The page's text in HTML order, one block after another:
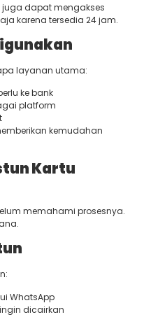
dapat mengakses
karena tersedia 24 jam.
layanan utama:
ke bank
platform
kemudahan
Kartu
memahami prosesnya.
WhatsApp
dicairkan